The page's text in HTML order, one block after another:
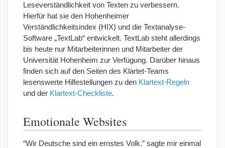
Leseverständlichkeit von Texten zu verbessern.
Hierfür hat sie den Hohenheimer
Verständlichkeitsindex (HIX) und die Textanalyse-
Software „TextLab“ entwickelt. TextLab steht allerdings
bis heute nur Mitarbeiterinnen und Mitarbeiter der
Universität Hohenheim zur Verfügung. Darüber hinaus
finden sich auf den Seiten des Klartet-Teams
lesenswerte Hilfestellungen zu den Klartext-Regeln
und der Klartext-Checkliste.
Emotionale Websites
“Wir Deutsche sind ein ernstes Volk.” sagte mir einmal